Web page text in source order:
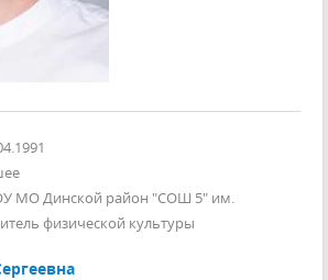
МО Динской район "СОШ 5" им.
физической культуры